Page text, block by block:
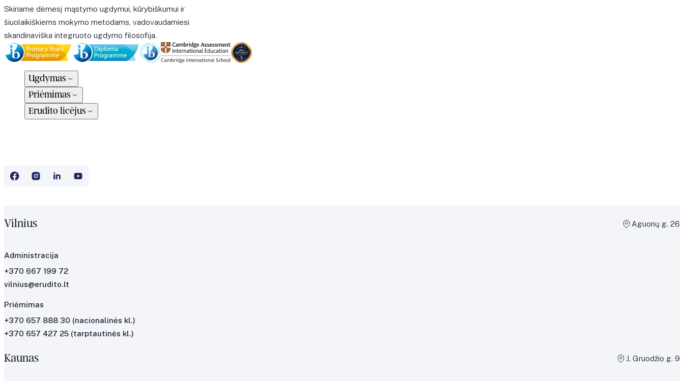
Skiriame dėmesį mąstymo ugdymui, kūrybiškumui ir
šiuolaikiškiems mokymo metodams, vadovaudamiesi
skandinaviška integruoto ugdymo filosofija.
Ugdymas
Priėmimas
Erudito licėjus
Vilnius Aguonų g. 26
Administracija
+370 667 199 72
vilnius@erudito.lt
Priėmimas
+370 657 888 30 (nacionalinės kl.)
+370 657 427 25 (tarptautinės kl.)
Kaunas J. Gruodžio g. 9